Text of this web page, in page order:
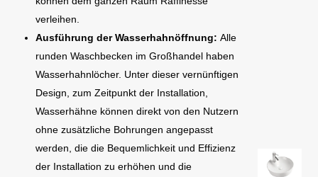
verleihen.
Ausführung der Wasserhahnöffnung: Alle
runden Waschbecken im Großhandel haben
Wasserhahnlöcher. Unter dieser vernünftigen
Design, zum Zeitpunkt der Installation,
Wasserhähne können direkt von den Nutzern
ohne zusätzliche Bohrungen angepasst
werden, die die Bequemlichkeit und Effizienz
der Installation zu erhöhen und die